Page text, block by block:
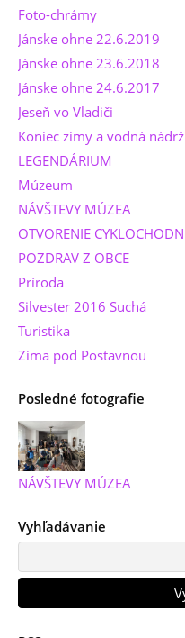
Foto-chrámy
Jánske ohne 22.6.2019
Jánske ohne 23.6.2018
Jánske ohne 24.6.2017
Jeseň vo Vladiči
Koniec zimy a vodná
LEGENDÁRIUM
Múzeum
NÁVŠTEVY MÚZEA
OTVORENIE
POZDRAV Z OBCE
Príroda
Silvester 2016 Suchá
Turistika
Zima pod Postavnou
Posledné fotografie
NÁVŠTEVY MÚZEA
Vyhľadávanie